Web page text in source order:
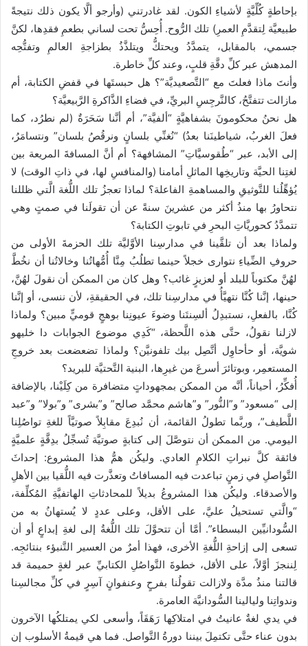
بإحاطةٍ كُلِّيَّةٍ لأشياءِ الكون. لقد غادرتني (وأرجو ألَّا يكون ذلك نتيجةً
طبيعيَّة لِتقدَّمِ العمرِ) تلك الرُّوح. أُحِسُّ تحت لساني بطعمِ فقدِها، لكنَّ
جسمي، بالمقابل، يتمدَّدُ ويحتكُّ ويتلذَّذُ بطزاجةِ العالمِ وتفتُّحِه
المدهش عبر كلِّ دقَّةِ قلبٍ، وعند كلِّ خاطرة.
وأنتَ ماذا فعلتَ مع “التَّصعيديَّة”؟ هل حبستَها في قفضِ الكتابة، أم
مازالت تتفتَّحُ، كالنَّرجِسِ البريِّ، في فضاءِ الذَّاكرةِ الرَّبيعيَّة؟
هل نحنُ محكومونَ بشفاهيَّةٍ “ألفيَّة”، أم أنَّنا سَحَرَةٌ (لم نطرُد، كما
فعلَ الغربُ، شياطينَنا بعدُ) “نُغنِّي بلسانٍ ونرقُصُ بلسان” ونتسامَرُ،
إلى الأبد، عبر “طُقوسيَّاتِ” المشافهة؟ أم أنَّ المسافةَ المريعة بين
لغتِنا الحيَّة وتاريخِها الماثلِ أمامنا (والمنافسِ لها، في ذاتِ الوقت) لا
يُؤهِّلُنا للتَّوثيقِ والمساهمةِ الفاعلة؟ لماذا تعجزُ تلك اللُّغة الَّتي ظللنا
نتحاورُ بها منذُ أكثر من عشرينَ سنةً عن أن تقولَنا في صمتٍ وهي
تتمدَّدُ كحوريَّاتِ البحرِ في تابوتِ الكتابة؟
ولماذا بعد أن تلقَّينا في مدارسِنا الأوَّليَّة تلك الحزمةَ الأولى من
حروفِ الضِّياءِ نتوارى خجلاً حينما تطلُبُ مِنَّا أُمُّهاتُنا وخالاتُنا أن نخُطَّ
لهُنَّ مكتوباً للبلد أو لعزيزٍ غائب؟ وهل كان من الممكن أن نقولَ لهُنَّ،
حينها، إنَّنا كُنَّا نتهيَّأُ في مدارسِنا تلك، في الحقيقةِ، لأن ننسى، أو إنَّنا
كُنَّا، بالفعلِ، نستبدِلُ ألسِنتَنا وضوءَ عيونِنا بوهجٍ قوميٍّ مبين؟ ولماذا
لازلنا نقولُ، حتَّى هذه اللَّحظة، “كَدِي موضوع الجوابات دا خليهو
شويَّة، أو حأحاوِل أتَّصِل بيك تلفونيَّن؟ ولماذا تضعضعت بعد خروجِ
المستعمِر، وبوتائرَ أسرعَ من غيرِها، البنية التَّحتيَّة للبريد؟
أُفكِّرُ، أحياناً، أنَّه من الممكن بمجهوداتٍ متضافرة من كِلَيْنا، بالإضافة
إلى “مسعود” و”النُّور” و”هاشم محمَّد صالح” و”بشرى” و”بولا” و”عبد
اللَّطيف”، وربَّما تطولُ القائمة، أن نُبدِعَ مقابِلاً صوتيَّاً للغةِ تواصُلِنا
اليومي. من الممكن أن نتوصَّلَ إلى كتابةٍ صوتيَّة تُسجِّلُ بدِقَّةٍ علميَّةٍ
فائقة كلَّ نبراتِ الكلامِ العادي. وليكُن همُّ هذا المشروع: إحداثَ
التَّواصلِ في زمنٍ تباعدت فيه المسافاتُ وتعذَّرت فيه اللُّقيا بين الأهلِ
والأصدقاء. وليكُن هذا المشروعُ بديلاً للمحادثاتِ الهاتفيَّةِ المُكلِّفة،
“والَّتي تستحيلُ عليَّ، على الأقل، وعلى عددٍ لا يُستهانُ به من
السُّودانيِّين البسطاء”. أمَّا أن تتحوَّلَ تلك اللُّغةُ إلى لغةِ إبداعٍ أو أن
تسعى إلى إزاحةِ اللُّغةِ الأخرى، فهذا أمرٌ من العسير التَّنبؤء بنتائجِه.
لِننجزَ أوَّلاً، على الأقل، خطوةَ التَّواصُلِ الكتابيِّ عبر لغةٍ حميمة قد
قالتنا منذُ مدَّة ولازالت تقولُنا بفرحٍ وعنفوانٍ آسِرٍ في كلِّ مجالسِنا
وندواتِنا وليالينا السُّودانيَّة العامرة.
في يدي لغةٌ عانيتُ في امتلاكِها رَهَقَاً، وأسعى لكي يمتلكُها الآخرون
بدون عناء حتَّى تكتمِلَ بيننا دورةُ التَّواصل. فما هي قيمةُ الأسلوب إن